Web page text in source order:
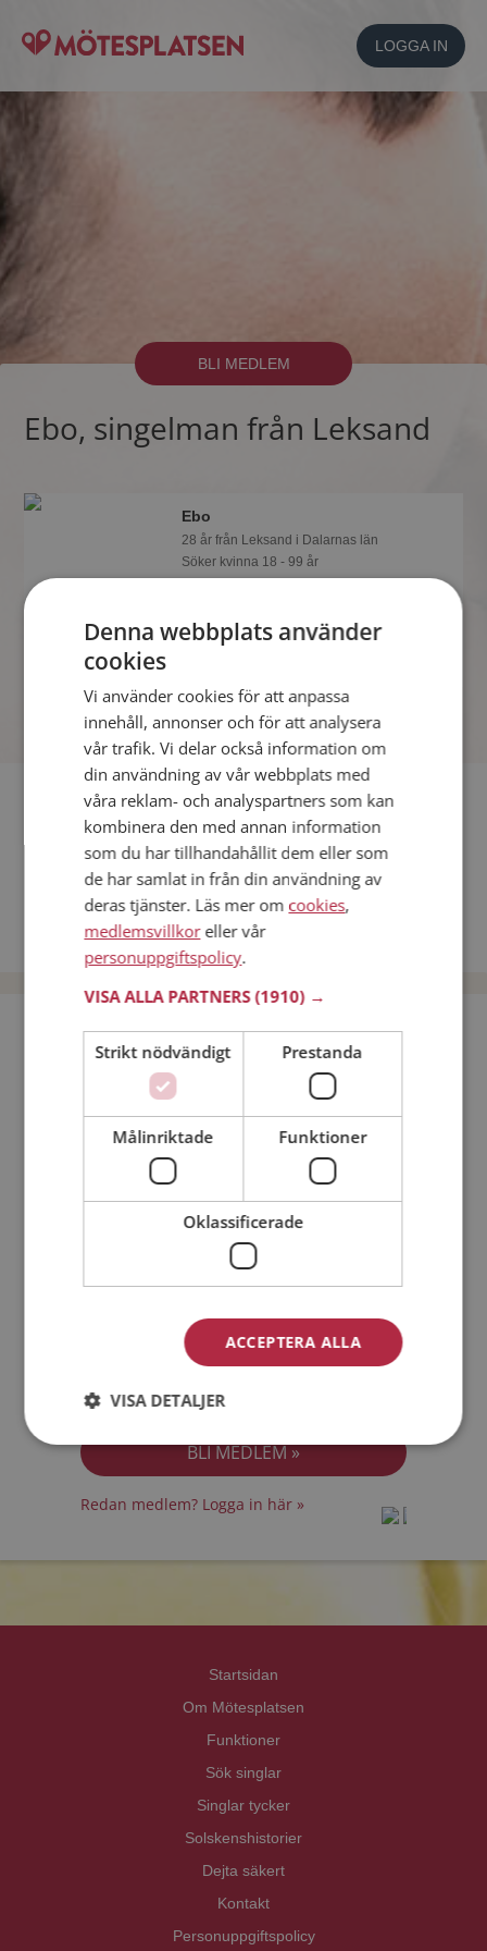
LOGGA IN
BLI MEDLEM
Ebo, singelman från Leksand
Ebo
28 år från Leksand i Dalarnas län
Söker kvinna 18 - 99 år
om du är medlem på Mötesplatsen.
Fler singlar
Fler singelmän från Leksand:Lasse,Jimmy ,Daniel
Kvinnor från Leksand
Dejta kvinnor i Sverige
Dejta män i Sverige
Bli medlem utan kostnad!
Kvinna
Min ålder:
Jag accepterarPersonuppgiftspolicyn
Redan medlem? Logga in här »
Startsidan
Om Mötesplatsen
Funktioner
Sök singlar
Singlar tycker
Solskenshistorier
Dejta säkert
Kontakt
Personuppgiftspolicy
Denna webbplats använder
cookies
Vi använder cookies för att anpassa
innehåll, annonser och för att analysera
vår trafik. Vi delar också information om
din användning av vår webbplats med
våra reklam- och analyspartners som kan
kombinera den med annan information
som du har tillhandahållit dem eller som
de har samlat in från din användning av
deras tjänster. Läs mer om cookies,
medlemsvillkoreller vår
personuppgiftspolicy.
VISA ALLA PARTNERS(1910) →
Strikt nödvändigt Prestanda
Målinriktade Funktioner
Oklassificerade
ACCEPTERA ALLA
VISA DETALJER